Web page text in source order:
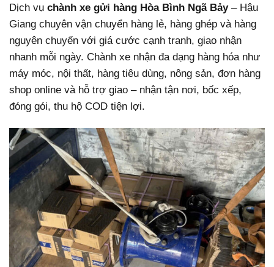
Dịch vụ chành xe gửi hàng Hòa Bình Ngã Bảy– Hậu
Giang chuyên vận chuyển hàng lẻ, hàng ghép và hàng
nguyên chuyến với giá cước cạnh tranh, giao nhận
nhanh mỗi ngày. Chành xe nhận đa dạng hàng hóa như
máy móc, nội thất, hàng tiêu dùng, nông sản, đơn hàng
shop online và hỗ trợ giao – nhận tận nơi, bốc xếp,
đóng gói, thu hộ COD tiện lợi.